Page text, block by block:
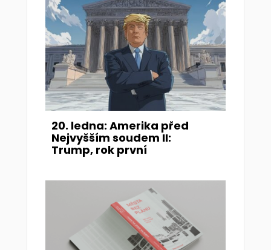
20. ledna: Amerika před
Nejvyšším soudem II:
Trump, rok první